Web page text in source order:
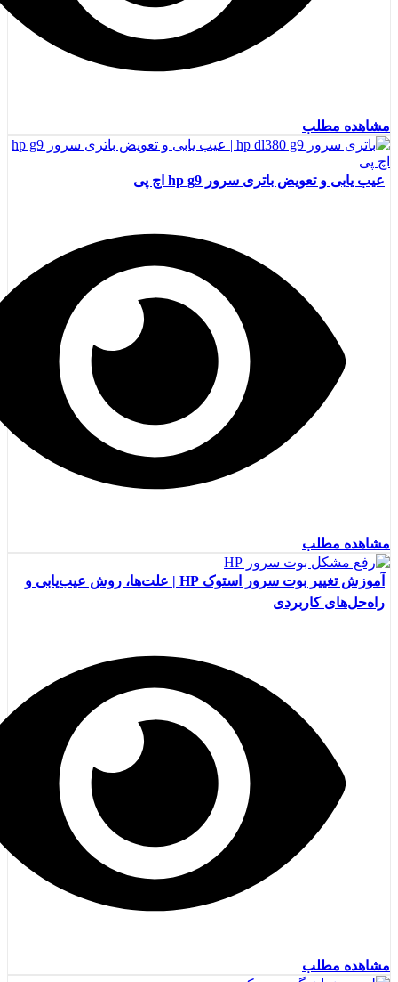
مشاهده مطلب
عیب یابی و تعویض باتری سرور hp g9 اچ پی
مشاهده مطلب
آموزش تغییر بوت سرور استوک HP | علت‌ها، روش عیب‌یابی و
راه‌حل‌های کاربردی
مشاهده مطلب